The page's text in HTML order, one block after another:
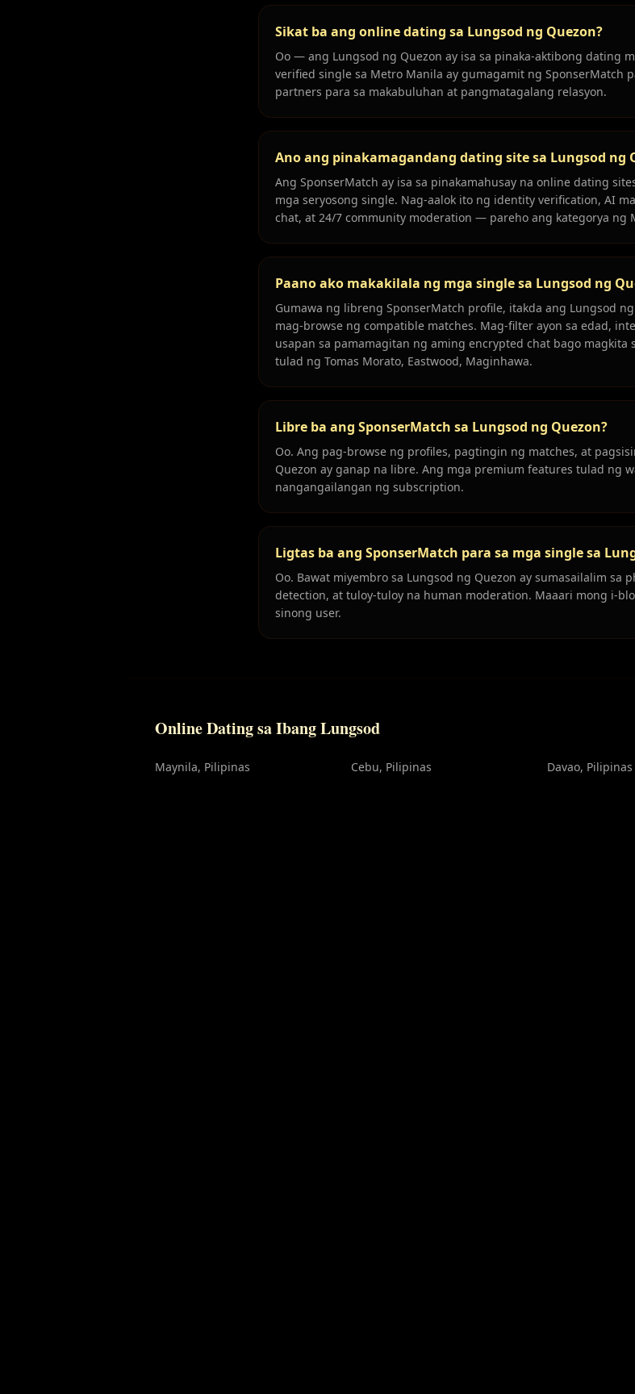
Sikat ba ang online dating sa Lungsod ng Quezon?
Oo — ang Lungsod ng Quezon ay isa sa pinaka-aktibong dating
verified single sa Metro Manila ay gumagamit ng SponserMatch
partners para sa makabuluhan at pangmatagalang relasyon.
Ano ang pinakamagandang dating site sa Lungsod ng
Ang SponserMatch ay isa sa pinakamahusay na online dating
mga seryosong single. Nag-aalok ito ng identity verification, AI
chat, at 24/7 community moderation — pareho ang kategorya ng
Paano ako makakilala ng mga single sa Lungsod ng
Gumawa ng libreng SponserMatch profile, itakda ang Lungsod
mag-browse ng compatible matches. Mag-filter ayon sa edad,
usapan sa pamamagitan ng aming encrypted chat bago
tulad ng Tomas Morato, Eastwood, Maginhawa.
Libre ba ang SponserMatch sa Lungsod ng Quezon?
Oo. Ang pag-browse ng profiles, pagtingin ng matches, at
Quezon ay ganap na libre. Ang mga premium features tulad ng
nangangailangan ng subscription.
Ligtas ba ang SponserMatch para sa mga single sa
Oo. Bawat miyembro sa Lungsod ng Quezon ay sumasailalim sa
detection, at tuloy-tuloy na human moderation. Maaari mong i-
sinong user.
Online Dating sa Ibang Lungsod
Maynila, Pilipinas Cebu, Pilipinas Davao, Pilipinas